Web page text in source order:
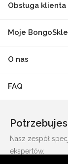
Obsługa klienta
Moje
O nas
FAQ
Nasz zespół
ekspertów.